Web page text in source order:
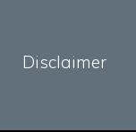
Disclaimer